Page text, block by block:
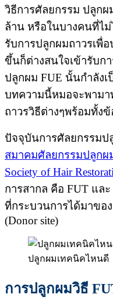
วิธีการศัลยกรรม ปลูก
ล้าน หรือในบางคนที่ไ
รับการปลูกผมถาวรเพื่
ขึ้นก็ต่างสนใจเข้ารับก
ปลูกผม FUE นั้นกำลัง
บทความนี้หมอจะพามา
ถาวรวิธีต่างๆพร้อมทั้ง
ปัจจุบันการศัลยกรรมป
สมาคมศัลยกรรมปลูกผ
Society of Hair
การสากล คือ FUT แล
ที่กระบวนการได้มาขอ
(Donor site)
ปลูกผมเทคนิคไหนดี
การปลูกผมวิธี